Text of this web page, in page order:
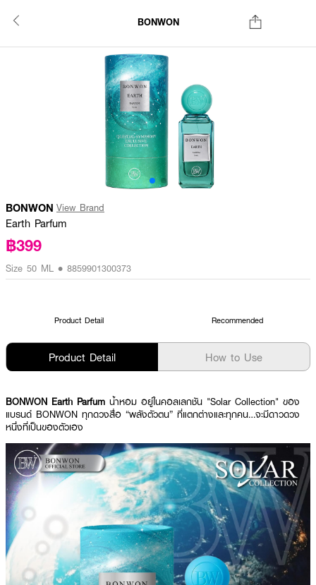
BONWON
BONWON View Brand
Earth Parfum
฿399
Size 50 ML • 8859901300373
Product Detail Recommended
Product Detail How to Use
BONWON Earth Parfum น้ำหอม อยู่ในคอลเลกชัน "Solar Collection" ของ
แบรนด์ BONWON ทุกดวงสื่อ “พลังตัวตน” ที่แตกต่างและทุกคน…จะมีดาวดวง
หนึ่งที่เป็นของตัวเอง